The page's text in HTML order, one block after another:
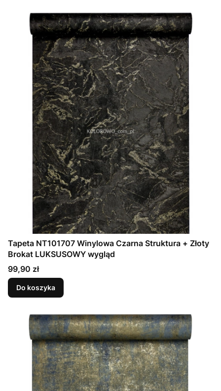
Tapeta NT101707 Winylowa Czarna Struktura + Złoty
Brokat LUKSUSOWY wygląd
Cena
99,90 zł
Do koszyka